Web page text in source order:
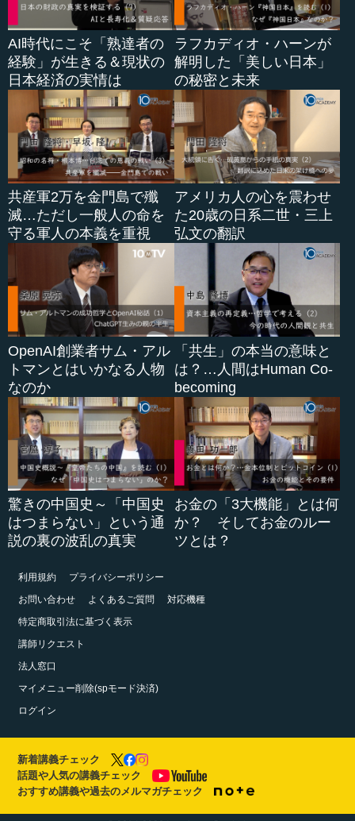
AI時代にこそ「熟達者の
経験」が生きる＆現状の
日本経済の実情は
ラフカディオ・ハーンが
解明した「美しい日本」
の秘密と未来
共産軍2万を金門島で殲
滅…ただし一般人の命を
守る軍人の本義を重視
アメリカ人の心を震わせ
た20歳の日系二世・三上
弘文の翻訳
OpenAI創業者サム・アル
トマンとはいかなる人物
なのか
「共生」の本当の意味と
は？…人間はHuman Co-
becoming
驚きの中国史～「中国史
はつまらない」という通
説の裏の波乱の真実
お金の「3大機能」とは何
か？ そしてお金のルー
ツとは？
利用規約
プライバシーポリシー
お問い合わせ
よくあるご質問
対応機種
特定商取引法に基づく表示
講師リクエスト
法人窓口
マイメニュー削除(spモード決済)
ログイン
新着講義チェック
話題や人気の講義チェック
おすすめ講義や過去のメルマガチェック